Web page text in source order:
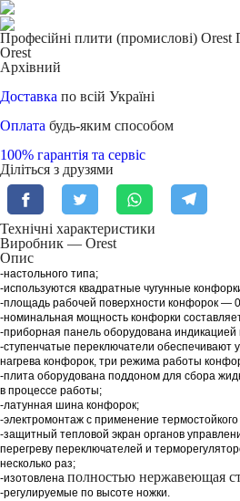
Професійні плити (промислові)
Orest
Архівний
Доставка по всій Україні
Оплата будь-яким способом
100% гарантія та сервіс
Діліться з друзями
Технічні характеристики
Виробник — Orest
Опис
-настольного типа;
-используются квадратные чугунные
-площадь рабочей поверхности конфорок —
-номинальная мощность конфорки
-приборная панель оборудована
-ступенчатые переключатели обеспечивают
нагрева конфорок, три режима работы
-плита оборудована поддоном для сбора
в процессе работы;
-латунная шина конфорок;
-электромонтаж с применение
-защитный тепловой экран органов
перегреву переключателей и
несколько раз;
-изотовлена полностью нержавеющая
-регулируемые по высоте ножки.